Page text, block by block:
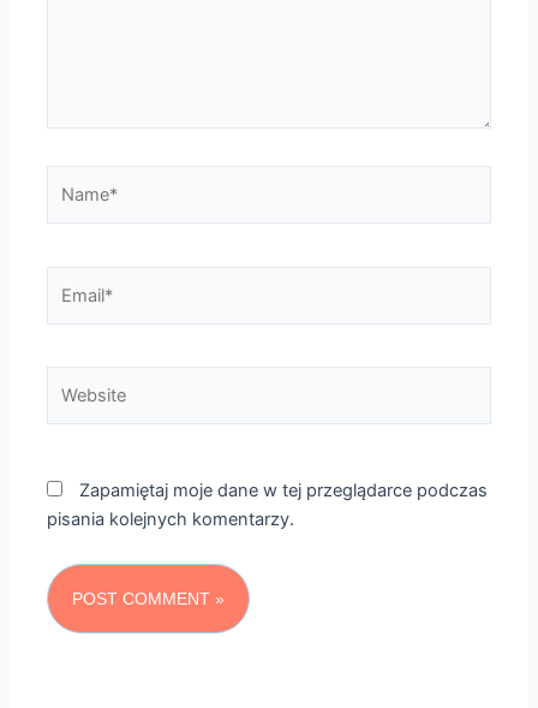
Zapamiętaj moje dane w tej przeglądarce podczas
pisania kolejnych komentarzy.